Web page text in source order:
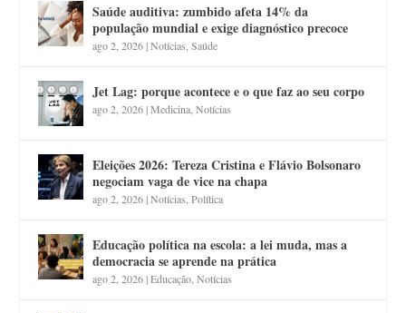
Saúde auditiva: zumbido afeta 14% da
população mundial e exige diagnóstico precoce
ago 2, 2026|Notícias ,Saúde
Jet Lag: porque acontece e o que faz ao seu corpo
ago 2, 2026|Medicina ,Notícias
Eleições 2026: Tereza Cristina e Flávio Bolsonaro
negociam vaga de vice na chapa
ago 2, 2026|Notícias ,Política
Educação política na escola: a lei muda, mas a
democracia se aprende na prática
ago 2, 2026|Educação ,Notícias